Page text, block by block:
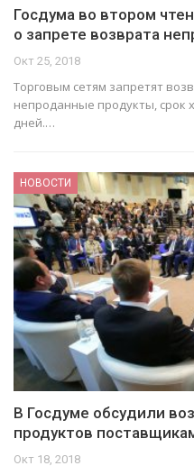
Госдума во втором
о запрете возврата
Окт 25, 2018
Торговым сетям запретят
непроданные продукты, срок
дней.…
НОВОСТИ
В Госдуме обсудили
продуктов
Окт 18, 2018